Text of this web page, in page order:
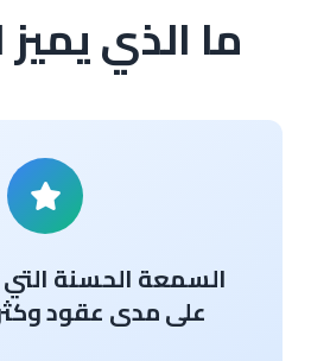
ما الذي
السمعة الحسنة التي
على مدى عقود